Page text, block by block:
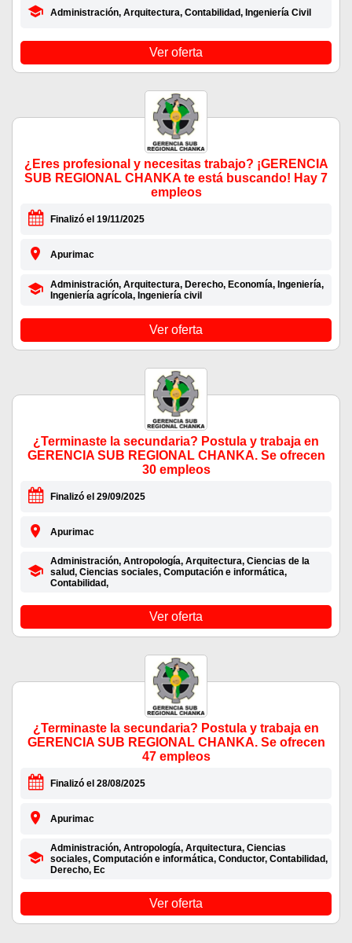
Administración, Arquitectura, Contabilidad, Ingeniería Civil
Ver oferta
¿Eres profesional y necesitas trabajo? ¡GERENCIA
SUB REGIONAL CHANKA te está buscando! Hay 7
empleos
Finalizó el 19/11/2025
Apurimac
Administración, Arquitectura, Derecho, Economía, Ingeniería,
Ingeniería agrícola, Ingeniería civil
Ver oferta
¿Terminaste la secundaria? Postula y trabaja en
GERENCIA SUB REGIONAL CHANKA. Se ofrecen
30 empleos
Finalizó el 29/09/2025
Apurimac
Administración, Antropología, Arquitectura, Ciencias de la
salud, Ciencias sociales, Computación e informática,
Contabilidad,
Ver oferta
¿Terminaste la secundaria? Postula y trabaja en
GERENCIA SUB REGIONAL CHANKA. Se ofrecen
47 empleos
Finalizó el 28/08/2025
Apurimac
Administración, Antropología, Arquitectura, Ciencias
sociales, Computación e informática, Conductor, Contabilidad,
Derecho, Ec
Ver oferta